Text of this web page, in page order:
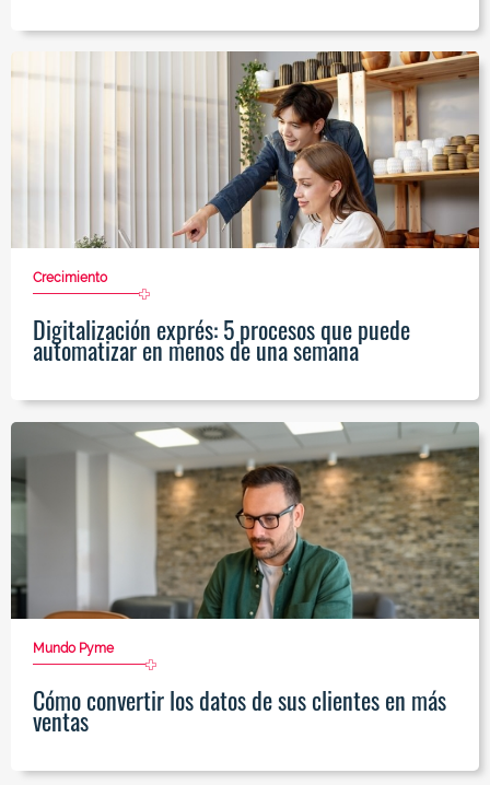
Crecimiento
Digitalización exprés: 5 procesos que puede
automatizar en menos de una semana
Mundo Pyme
Cómo convertir los datos de sus clientes en más
ventas